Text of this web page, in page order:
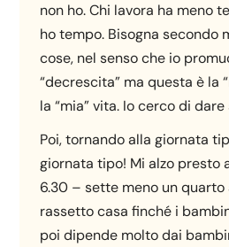
non ho. Chi lavora ha meno
ho tempo. Bisogna secondo
cose, nel senso che io
“decrescita” ma questa è la
la “mia” vita. Io cerco di
Poi, tornando alla giornata
giornata tipo! Mi alzo presto
6.30 – sette meno un quarto
rassetto casa finché i
poi dipende molto dai